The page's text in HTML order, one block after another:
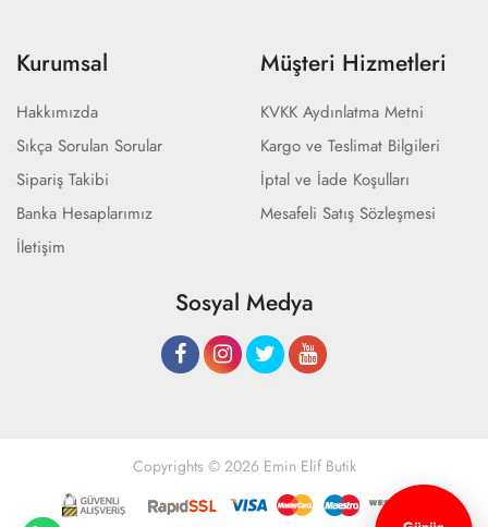
Kurumsal
Hakkımızda
Sıkça Sorulan Sorular
Sipariş Takibi
Banka Hesaplarımız
İletişim
Müşteri Hizmetleri
KVKK Aydınlatma Metni
Kargo ve Teslimat Bilgileri
İptal ve İade Koşulları
Mesafeli Satış Sözleşmesi
Sosyal Medya
Copyrights © 2026 Emin Elif Butik